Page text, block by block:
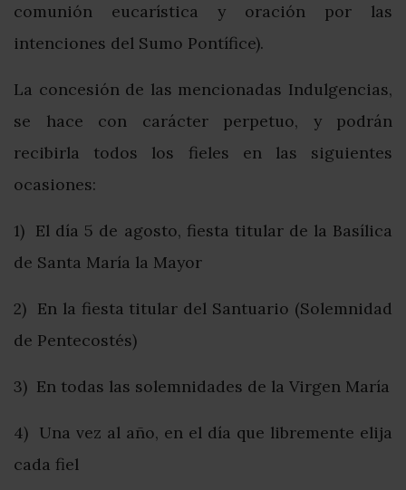
comunión eucarística y oración por las
intenciones del Sumo Pontífice).
La concesión de las mencionadas Indulgencias,
se hace con carácter perpetuo, y podrán
recibirla todos los fieles en las siguientes
ocasiones:
1) El día 5 de agosto, fiesta titular de la Basílica
de Santa María la Mayor
2) En la fiesta titular del Santuario (Solemnidad
de Pentecostés)
3) En todas las solemnidades de la Virgen María
4) Una vez al año, en el día que libremente elija
cada fiel